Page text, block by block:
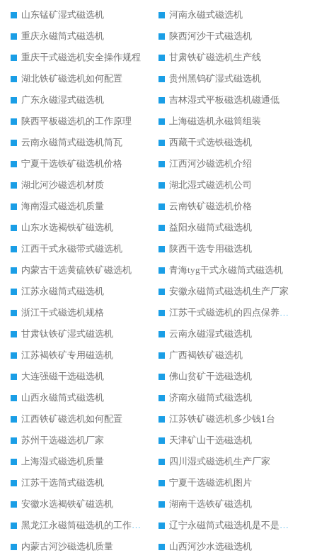
山东锰矿湿式磁选机
河南永磁式磁选机
重庆永磁筒式磁选机
陕西河沙干式磁选机
重庆干式磁选机安全操作规程
甘肃铁矿磁选机生产线
湖北铁矿磁选机如何配置
贵州黑钨矿湿式磁选机
广东永磁湿式磁选机
吉林湿式平板磁选机磁通低
陕西平板磁选机的工作原理
上海磁选机永磁筒组装
云南永磁筒式磁选机筒瓦
西藏干式选铁磁选机
宁夏干选铁矿磁选机价格
江西河沙磁选机介绍
湖北河沙磁选机材质
湖北湿式磁选机公司
海南湿式磁选机质量
云南铁矿磁选机价格
山东水选褐铁矿磁选机
益阳永磁筒式磁选机
江西干式永磁带式磁选机
陕西干选专用磁选机
内蒙古干选黄硫铁矿磁选机
青海tyg干式永磁筒式磁选机
江苏永磁筒式磁选机
安徽永磁筒式磁选机生产厂家
浙江干式磁选机规格
江苏干式磁选机的四点保养秘籍
甘肃钛铁矿湿式磁选机
云南永磁湿式磁选机
江苏褐铁矿专用磁选机
广西褐铁矿磁选机
大连强磁干选磁选机
佛山贫矿干选磁选机
山西永磁筒式磁选机
济南永磁筒式磁选机
江西铁矿磁选机如何配置
江苏铁矿磁选机多少钱1台
苏州干选磁选机厂家
天津矿山干选磁选机
上海湿式磁选机质量
四川湿式磁选机生产厂家
江苏干选筒式磁选机
宁夏干选磁选机图片
安徽水选褐铁矿磁选机
湖南干选铁矿磁选机
黑龙江永磁筒磁选机的工作原理
辽宁永磁筒式磁选机是不是强磁
内蒙古河沙磁选机质量
山西河沙水选磁选机